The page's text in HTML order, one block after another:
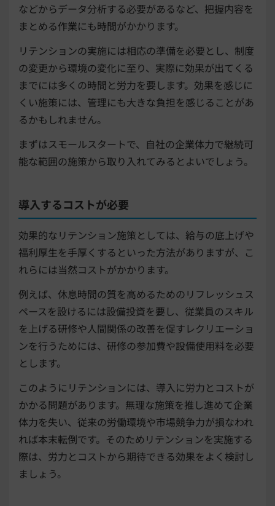
などからデータ分析する必要があるなど、把握内容を
まとめる作業にも時間がかかります。
リテンションの実施には相応の準備を必要とし、制度
の変更から環境の変化に至り、実際に効果が出てくる
までには多くの時間と労力を要します。効果を感じに
くい施策には、管理にも大きな負担を感じることがあ
るかもしれません。
まずはスモールスタートで、自社の企業体力で継続可
能な範囲の施策から取り入れてみるとよいでしょう。
導入するコストが必要
効果的なリテンション施策としては、給与の底上げや
福利厚生を手厚くするといった方法がありますが、こ
れらには当然コストがかかります。
例えば、休息時間の質を高めるためのリフレッシュス
ペースを設けるには設備投資を要し、従業員のスキル
を上げる研修や人間関係の改善を促すレクリエーショ
ンを行うためには、研修の参加費や設備使用料を必要
とします。
このようにリテンションには、導入に労力とコストが
かかる問題があります。無理な施策を推し進めて企業
体力を失い、従来の労働環境や市場競争力が損なわれ
れば本末転倒です。そのためリテンションを実施する
際は、労力とコストから期待できる効果をよく検討し
ましょう。